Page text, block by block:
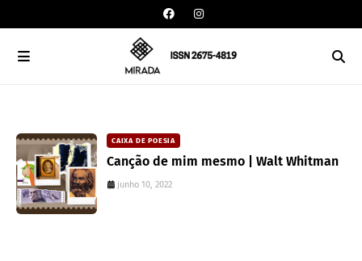
CAIXA DE POESIA
Canção de mim mesmo | Walt Whitman
junho 10, 2022